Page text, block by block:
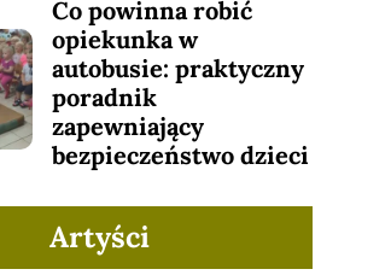
Co powinna robić
opiekunka w
autobusie: praktyczny
poradnik
zapewniający
bezpieczeństwo dzieci
Artyści